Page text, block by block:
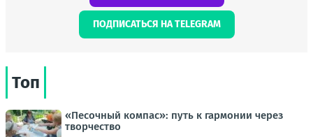
ПОДПИСАТЬСЯ НА TELEGRAM
Топ
«Песочный компас»: путь к гармонии через
творчество